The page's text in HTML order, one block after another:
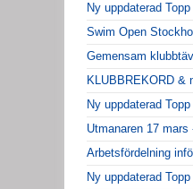
Ny uppdaterad
Swim Open
Gemensam
KLUBBREKORD &
Ny uppdaterad
Utmanaren 17
Arbetsfördelning
Ny uppdaterad